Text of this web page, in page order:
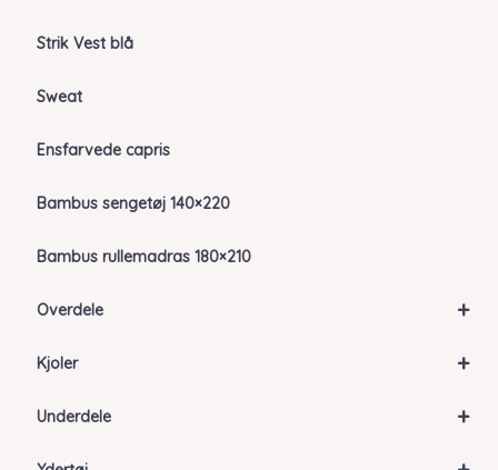
Strik Vest blå
Sweat
Ensfarvede capris
Bambus sengetøj 140×220
Bambus rullemadras 180×210
+
Overdele
+
Kjoler
+
Underdele